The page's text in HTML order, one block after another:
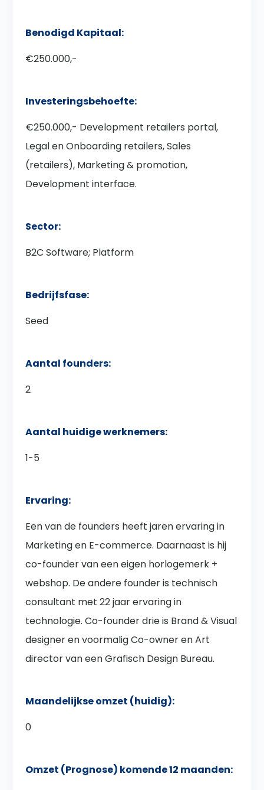
Benodigd Kapitaal:
€250.000,-
Investeringsbehoefte:
€250.000,- Development retailers portal,
Legal en Onboarding retailers,Sales
(retailers), Marketing & promotion,
Development interface.
Sector:
B2C Software; Platform
Bedrijfsfase:
Seed
Aantal founders:
2
Aantal huidige werknemers:
1-5
Ervaring:
Een van de founders heeft jaren ervaring in
Marketing en E-commerce. Daarnaast is hij
co-founder van een eigen horlogemerk +
webshop. De andere founder is technisch
consultant met 22 jaar ervaring in
technologie. Co-founder drie is Brand & Visual
designer en voormalig Co-owner en Art
director van een Grafisch Design Bureau.
Maandelijkse omzet (huidig):
0
Omzet (Prognose) komende 12 maanden: